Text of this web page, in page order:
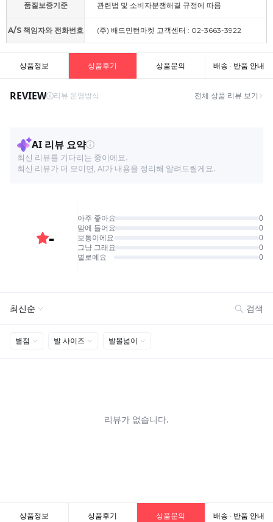
품질보증기준 관련법 및 소비자분쟁해결 규정에 따름
A/S 책임자와 전화번호 (주) 배드민턴마켓 고객센터 : 02-3663-3922
상품정보 상품후기 상품문의 배송 · 반품 안내
상품정보 상품후기 상품문의 배송 · 반품 안내